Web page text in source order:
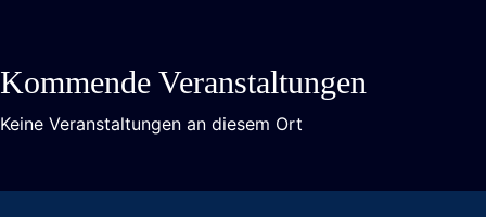
Kommende Veranstaltungen
Keine Veranstaltungen an diesem Ort